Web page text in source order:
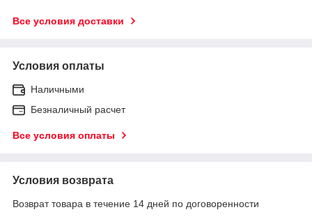
Все условия доставки
Условия оплаты
Наличными
Безналичный расчет
Все условия оплаты
Условия возврата
Возврат товара в течение 14 дней по договоренности